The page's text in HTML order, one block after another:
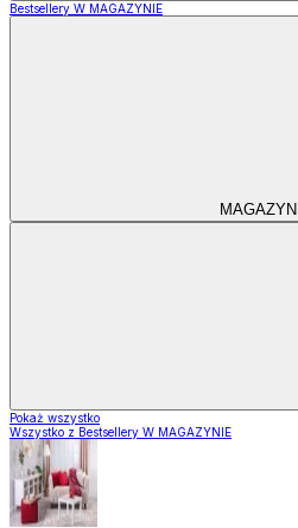
Bestsellery W MAGAZYNIE
Pokaż wszystko
Wszystko z Bestsellery W MAGAZYNIE